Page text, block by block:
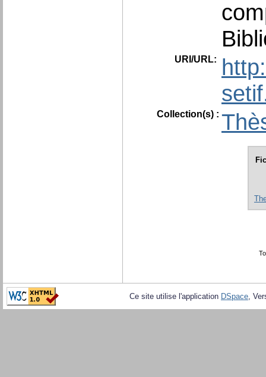
URI/URL:
Collection(s) :
Ce site utilise l'application DSpace,